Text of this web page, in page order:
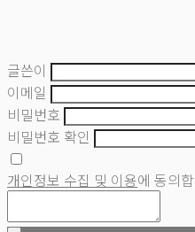
글쓴이
이메일
비밀번호
비밀번호 확인
개인정보 수집 및 이용에 동의